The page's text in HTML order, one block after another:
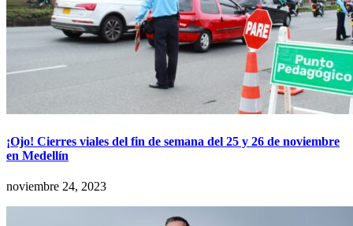
¡Ojo! Cierres viales del fin de semana del 25 y 26 de noviembre
en Medellín
noviembre 24, 2023